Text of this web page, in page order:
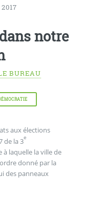
notre
BUREAU
aux élections
de la 3e
laquelle la ville de
donné par la
des panneaux